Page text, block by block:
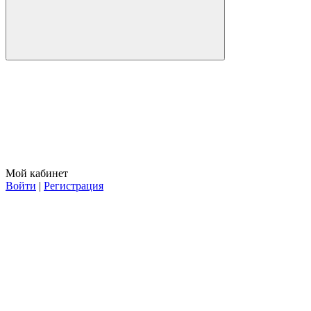
Мой кабинет
Войти | Регистрация